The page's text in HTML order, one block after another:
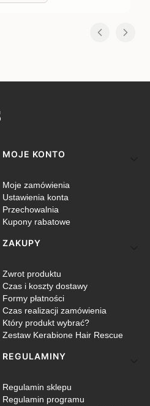
Linki w stopce
MOJE KONTO
Moje zamówienia
Ustawienia konta
Przechowalnia
Kupony rabatowe
ZAKUPY
Zwrot produktu
Czas i koszty dostawy
Formy płatności
Czas realizacji zamówienia
Który produkt wybrać?
Zestaw Kerabione Hair Rescue
REGULAMINY
Regulamin sklepu
Regulamin programu